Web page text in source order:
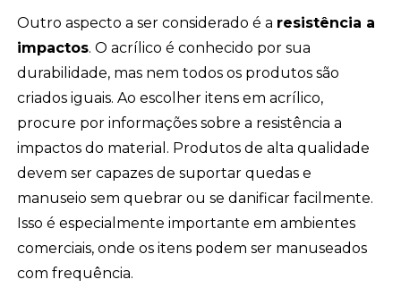
Outro aspecto a ser considerado é a resistência a
impactos. O acrílico é conhecido por sua
durabilidade, mas nem todos os produtos são
criados iguais. Ao escolher itens em acrílico,
procure por informações sobre a resistência a
impactos do material. Produtos de alta qualidade
devem ser capazes de suportar quedas e
manuseio sem quebrar ou se danificar facilmente.
Isso é especialmente importante em ambientes
comerciais, onde os itens podem ser manuseados
com frequência.